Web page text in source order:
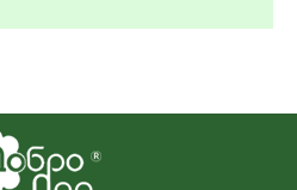
Надеюсь, урожай